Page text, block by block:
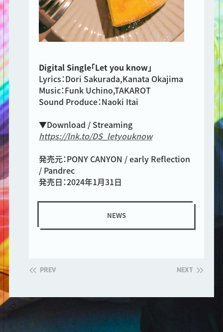
Digital Single「Let you know」
Lyrics：Dori Sakurada,Kanata Okajima
Music：Funk Uchino,TAKAROT
Sound Produce：Naoki Itai
▼Download / Streaming
https://lnk.to/DS_letyouknow
発売元：PONY CANYON / early Reflection
/ Pandrec
発売日：2024年1月31日
NEWS
PREV NEXT